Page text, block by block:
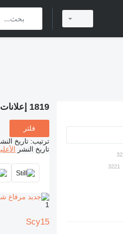
1819 إعلانات:
فلتر
ترتيب: تاريخ
تاريخ النشر
1
Scy15